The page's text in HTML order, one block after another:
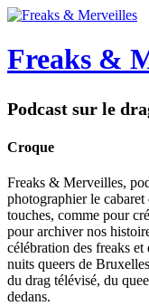
Freaks &
Podcast sur le
Croque
Freaks & Merveilles,
photographier le
touches, comme pour
pour archiver nos
célébration des freaks
nuits queers de
du drag télévisé, du
dedans.